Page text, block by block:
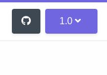
1.0